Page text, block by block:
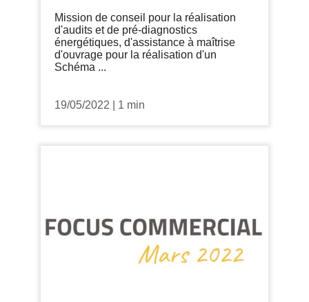
Mission de conseil pour la réalisation
d'audits et de pré-diagnostics
énergétiques, d'assistance à maîtrise
d'ouvrage pour la réalisation d'un
Schéma ...
19/05/2022 1 min